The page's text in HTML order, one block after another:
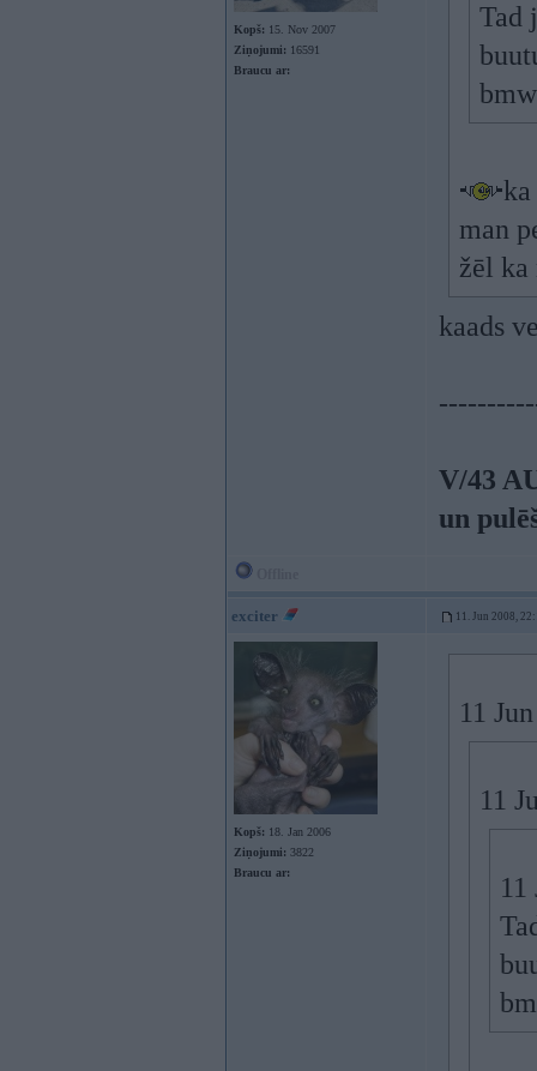
Kopš: 15. Nov 2007
Ziņojumi: 16591
Braucu ar:
Tad
man
žēl ka
kaads
V/43
un
exciter 11. Jun 2008,
Kopš: 18. Jan 2006
Ziņojumi: 3822
Braucu ar:
11
11
11